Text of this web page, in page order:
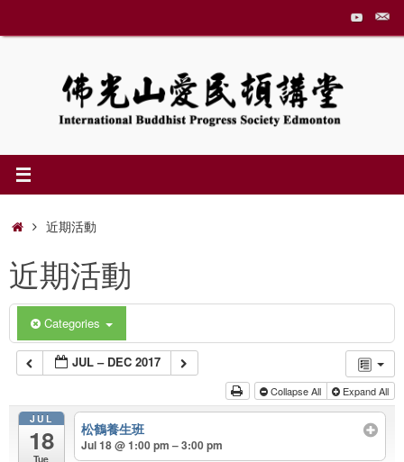
to
Home近期活動
近期活動
Categories
JUL – DEC 2017
Collapse All Expand All
JUL
18
Tue
松鶴養生班
Jul 18 @ 1:00 pm – 3:00 pm